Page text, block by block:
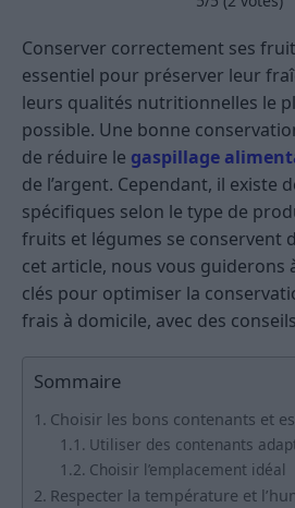
Conserver correctement ses
essentiel pour préserver leur
leurs qualités nutritionnelles le
possible. Une bonne
de réduire le gaspillage
de l’argent. Cependant, il existe
spécifiques selon le type de
fruits et légumes se conservent
cet article, nous vous guiderons
clés pour optimiser la
frais à domicile, avec des
Sommaire
Choisir les bons contenants et
Utiliser des contenants
Choisir l’emplacement idéal
Respecter la température et